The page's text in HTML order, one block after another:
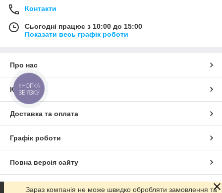
Контакти
Сьогодні працює з 10:00 до 15:00
Показати весь графік роботи
Про нас
Контакти
Доставка та оплата
Графік роботи
Повна версія сайту
Сайт створено на маркетплейсіProm.ua
Зараз компанія не може швидко обробляти замовлення та
КНОПКА
ЗВ'ЯЗКУ